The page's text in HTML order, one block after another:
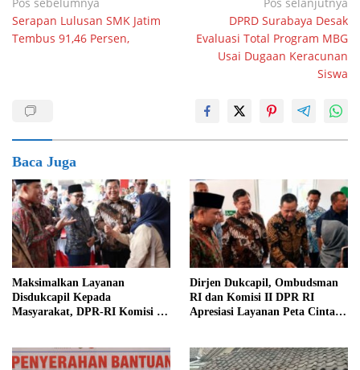
Navigasi
pos
Serapan Lulusan SMK Jatim
Tembus 91,46 Persen,
DPRD Surabaya Desak
Evaluasi Total Program MBG
Usai Dugaan Keracunan
Siswa
Baca Juga
Maksimalkan Layanan
Disdukcapil Kepada
Masyarakat, DPR-RI Komisi II
Dirjen Dukcapil, Ombudsman
RI dan Komisi II DPR RI
Apresiasi Layanan Peta Cinta di